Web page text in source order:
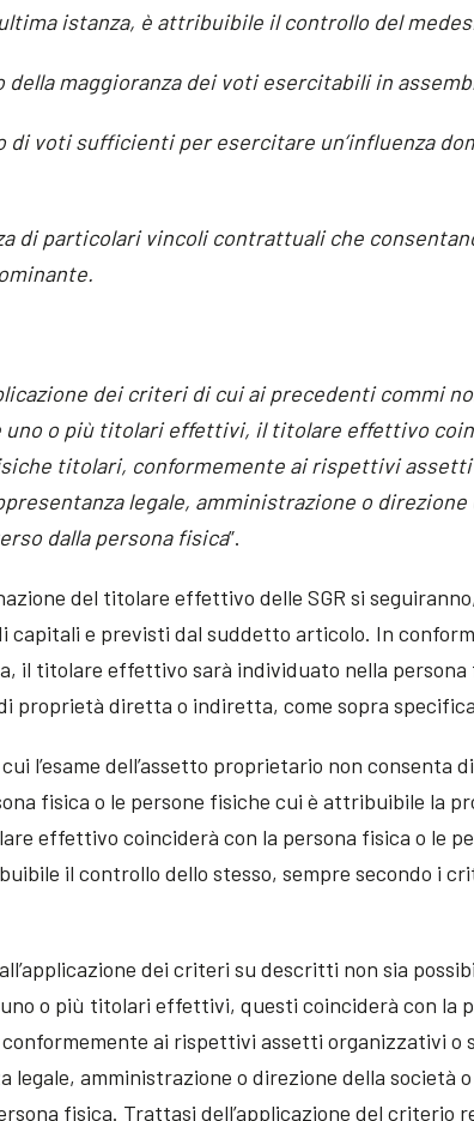
istanza, è attribuibile il controllo del
della maggioranza dei voti esercitabili in
di voti sufficienti per esercitare un’influenza
di particolari vincoli contrattuali che
dei criteri di cui ai precedenti commi
uno o più titolari effettivi, il titolare effettivo
titolari, conformemente ai rispettivi
legale, amministrazione o
dalla persona fisica”.
del titolare effettivo delle SGR si
capitali e previsti dal suddetto articolo. In
il titolare effettivo sarà individuato nella persona
proprietà diretta o indiretta, come sopra
l’esame dell’assetto proprietario non consenta
fisica o le persone fisiche cui è attribuibile la
effettivo coinciderà con la persona fisica o le
il controllo dello stesso, sempre secondo i
dei criteri su descritti non sia
o più titolari effettivi, questi coinciderà con la
ai rispettivi assetti organizzativi o
legale, amministrazione o direzione della società
fisica. Trattasi dell’applicazione del criterio